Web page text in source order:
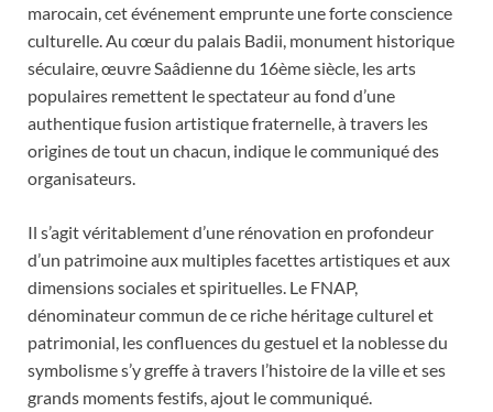
marocain, cet événement emprunte une forte conscience
culturelle. Au cœur du palais Badii, monument historique
séculaire, œuvre Saâdienne du 16ème siècle, les arts
populaires remettent le spectateur au fond d’une
authentique fusion artistique fraternelle, à travers les
origines de tout un chacun, indique le communiqué des
organisateurs.
Il s’agit véritablement d’une rénovation en profondeur
d’un patrimoine aux multiples facettes artistiques et aux
dimensions sociales et spirituelles. Le FNAP,
dénominateur commun de ce riche héritage culturel et
patrimonial, les confluences du gestuel et la noblesse du
symbolisme s’y greffe à travers l’histoire de la ville et ses
grands moments festifs, ajout le communiqué.